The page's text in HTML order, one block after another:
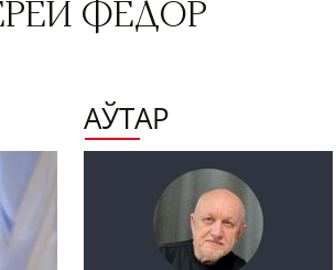
ФЁДОР
АЎТАР